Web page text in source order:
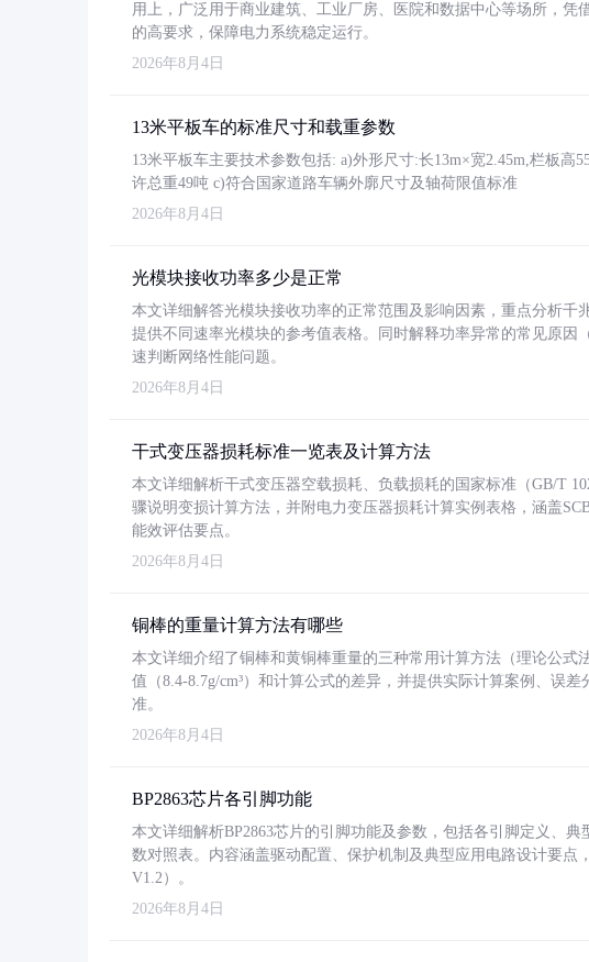
用上，广泛用于商业建筑、工业厂房、医院和数据中心等场所，凭
的高要求，保障电力系统稳定运行。
2026年8月4日
13米平板车的标准尺寸和载重参数
13米平板车主要技术参数包括: a)外形尺寸:长13m×宽2.45m,栏板高
许总重49吨 c)符合国家道路车辆外廓尺寸及轴荷限值标准
2026年8月4日
光模块接收功率多少是正常
本文详细解答光模块接收功率的正常范围及影响因素，重点分析千
提供不同速率光模块的参考值表格。同时解释功率异常的常见原
速判断网络性能问题。
2026年8月4日
干式变压器损耗标准一览表及计算方法
本文详细解析干式变压器空载损耗、负载损耗的国家标准（GB/T
骤说明变损计算方法，并附电力变压器损耗计算实例表格，涵盖
能效评估要点。
2026年8月4日
铜棒的重量计算方法有哪些
本文详细介绍了铜棒和黄铜棒重量的三种常用计算方法（理论公式
值（8.4-8.7g/cm³）和计算公式的差异，并提供实际计算案例、误
准。
2026年8月4日
BP2863芯片各引脚功能
本文详细解析BP2863芯片的引脚功能及参数，包括各引脚定义、
数对照表。内容涵盖驱动配置、保护机制及典型应用电路设计要点
V1.2）。
2026年8月4日